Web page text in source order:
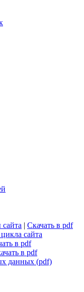
|Скачать в pdf
сайта